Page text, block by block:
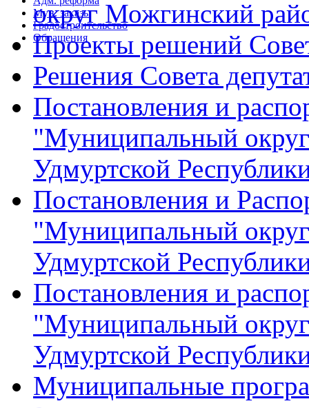
Мун. заказы
Градостроительство
Обращения
округ Можгинский
Проекты решений
Решения Совета
Постановления и
"Муниципальный
Удмуртской
Постановления и
"Муниципальный
Удмуртской
Постановления и
"Муниципальный
Удмуртской
Муниципальные